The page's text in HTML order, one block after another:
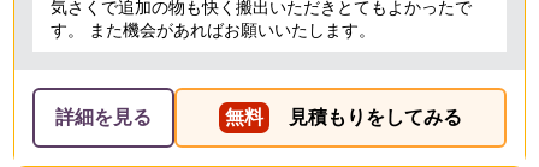
気さくで追加の物も快く搬出いただきとてもよかったで
す。 また機会があればお願いいたします。
詳細を見る 無料 見積もりをしてみる